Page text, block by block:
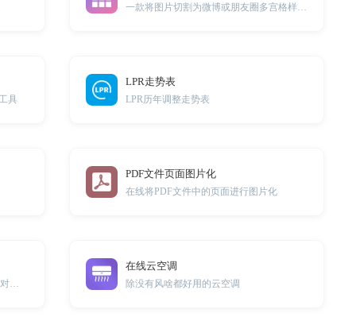
一款将图片切割为微博或朋友圈多宫格样式的图片的免费工具
具
LPR走势表
LPR历年调整走势表
PDF文件页面图片化
在线将PDF文件中的页面进行图片化
在线云空调
除没有风啥都好用的云空调